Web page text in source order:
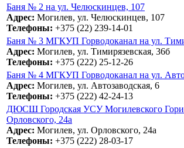
Баня № 2 на ул. Челюскинцев, 107
Адрес: Могилев, ул. Челюскинцев, 107
Телефоны: +375 (22) 239-14-01
Баня № 3 МГКУП Горводоканал на ул.
Адрес: Могилев, ул. Тимирязевская, 36б
Телефоны: +375 (222) 25-12-26
Баня № 4 МГКУП Горводоканал на ул.
Адрес: Могилев, ул. Автозаводская, 6
Телефоны: +375 (222) 42-24-13
ДЮСШ Городская УСУ Могилевского
Орловского, 24а
Адрес: Могилев, ул. Орловского, 24а
Телефоны: +375 (222) 28-03-17